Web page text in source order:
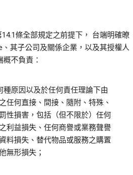
條全部規定之前提下， 台端明確暸
其子公司及關係企業，以及其授權人
不負責：
種原因以及於任何責任理論下由
任何直接、間接、隨附、特殊、
性損害，包括（但不限於）任何
利益損失、任何商譽或業務聲譽
料損失、替代物品或服務之購置
無形損失；